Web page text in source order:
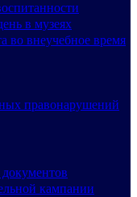
в музеях
во внеучебное время
правонарушений
кампании